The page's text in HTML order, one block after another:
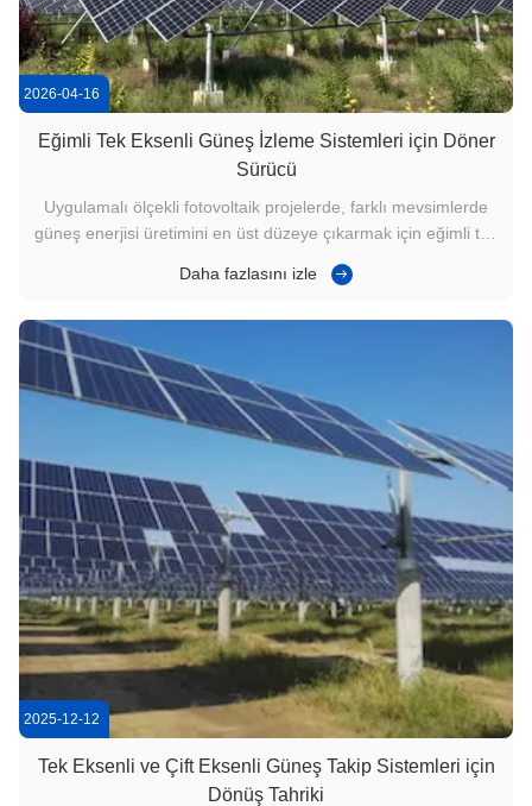
2026-04-16
Eğimli Tek Eksenli Güneş İzleme Sistemleri için Döner
Sürücü
Uygulamalı ölçekli fotovoltaik projelerde, farklı mevsimlerde
güneş enerjisi üretimini en üst düzeye çıkarmak için eğimli tek
Drive (Slew Drive Gearbox veya Slewing Gear Drive olarak da
Daha fazlasını izle
2025-12-12
Tek Eksenli ve Çift Eksenli Güneş Takip Sistemleri için
Dönüş Tahriki